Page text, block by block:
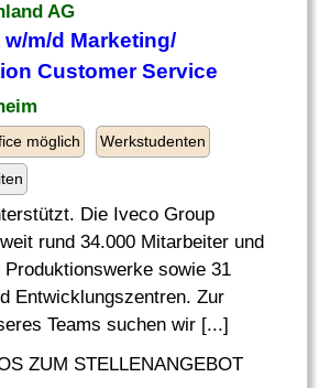
AG
m/d Marketing/
Customer Service
möglich Werkstudenten
Die Iveco Group
rund 34.000 Mitarbeiter und
Produktionswerke sowie 31
Entwicklungszentren. Zur
Teams suchen wir [...]
ZUM STELLENANGEBOT